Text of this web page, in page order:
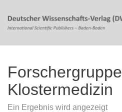
Forschergruppe
Klostermedizin
Ein Ergebnis wird angezeigt